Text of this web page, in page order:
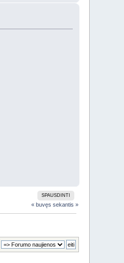
SPAUSDINTI
« buvęs sekantis »